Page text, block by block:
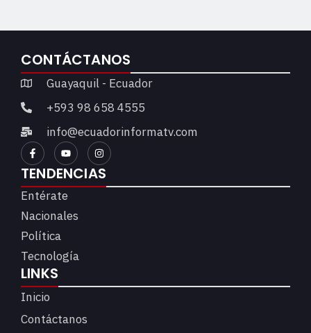
CONTÁCTANOS
Guayaquil - Ecuador
+593 98 658 4555
info@ecuadorinformatv.com
TENDENCIAS
Entérate
Nacionales
Política
Tecnología
LINKS
Inicio
Contáctanos